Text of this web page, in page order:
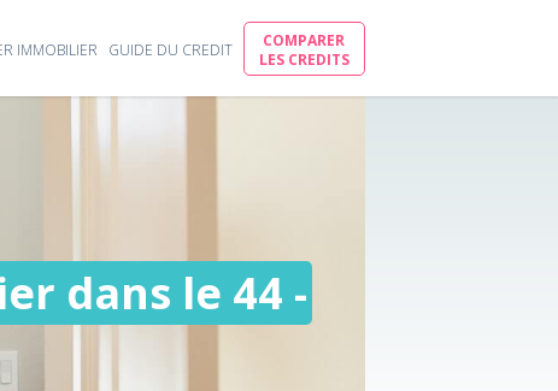
IMMOBILIER GUIDE DU CREDIT
COMPARER
LES CREDITS
dans le 44 -